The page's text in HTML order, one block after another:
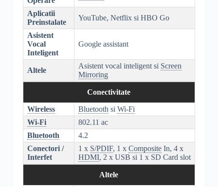
Aplicatii
Preinstalate
YouTube, Netflix si HBO Go
Asistent
Vocal
Inteligent
Google assistant
Altele
Asistent vocal inteligent si Screen
Mirroring
Conectivitate
Wireless Bluetooth si Wi-Fi
Wi-Fi
802.11 ac
Bluetooth
4.2
Conectori /
Interfet
1 x S/PDIF, 1 x CompositeIn, 4 x
HDMI, 2 x USB si 1 x SD Card slot
Altele